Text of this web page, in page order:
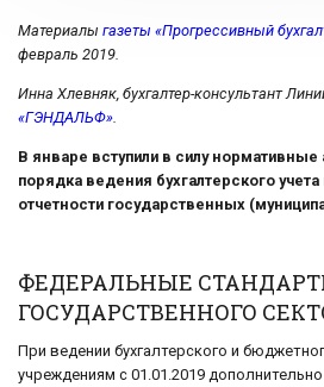
Материалы газеты «Прогрессивный
февраль 2019.
Инна Хлевняк, бухгалтер-консультант
«ГЭНДАЛЬФ».
В январе вступили в силу
порядка ведения бухгалтерского
отчетности государственных
ФЕДЕРАЛЬНЫЕ
ГОСУДАРСТВЕННОГО
При ведении бухгалтерского и
учреждениям с 01.01.2019